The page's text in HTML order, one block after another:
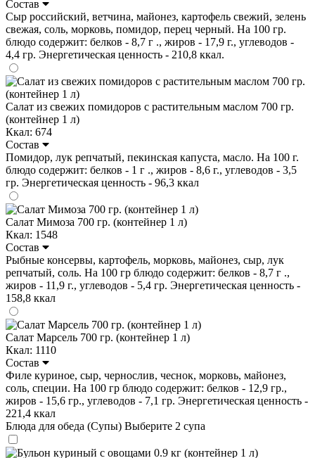
Состав
Сыр российский, ветчина, майонез, картофель свежий, зелень
свежая, соль, морковь, помидор, перец черный. На 100 гр.
блюдо содержит: белков - 8,7 г ., жиров - 17,9 г., углеводов -
4,4 гр. Энергетическая ценность - 210,8 ккал.
Салат из свежих помидоров с растительным маслом 700 гр.
(контейнер 1 л)
Ккал: 674
Состав
Помидор, лук репчатый, пекинская капуста, масло. На 100 г.
блюдо содержит: белков - 1 г ., жиров - 8,6 г., углеводов - 3,5
гр. Энергетическая ценность - 96,3 ккал
Салат Мимоза 700 гр. (контейнер 1 л)
Ккал: 1548
Состав
Рыбные консервы, картофель, морковь, майонез, сыр, лук
репчатый, соль. На 100 гр блюдо содержит: белков - 8,7 г .,
жиров - 11,9 г., углеводов - 5,4 гр. Энергетическая ценность -
158,8 ккал
Салат Марсель 700 гр. (контейнер 1 л)
Ккал: 1110
Состав
Филе куриное, сыр, чернослив, чеснок, морковь, майонез,
соль, специи. На 100 гр блюдо содержит: белков - 12,9 гр.,
жиров - 15,6 гр., углеводов - 7,1 гр. Энергетическая ценность -
221,4 ккал
Блюда для обеда (Супы) Выберите 2 супа